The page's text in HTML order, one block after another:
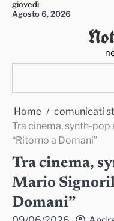
Skipgiovedì
Agosto 6, 2026
Home
comunicati
Tra cinema, synth-pop
“Ritorno a Domani”
Tra cinema,
Mario
Domani”